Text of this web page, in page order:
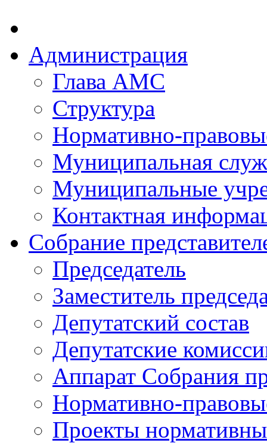
Администрация
Глава АМС
Структура
Нормативно-
Муниципальная
Муниципальные
Контактная
Собрание
Председатель
Заместитель
Депутатский состав
Депутатские
Аппарат Собрания
Нормативно-
Проекты